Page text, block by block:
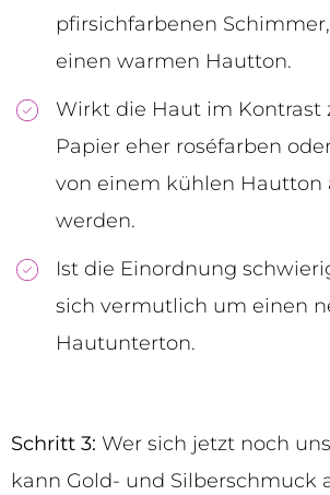
pfirsichfarbenen
einen warmen Hautton.
Wirkt die Haut im Kontrast
Papier eher roséfarben
von einem kühlen Hautton
werden.
Ist die Einordnung
sich vermutlich um einen
Hautunterton.
Schritt 3: Wer sich jetzt noch
kann Gold- und Silberschmuck